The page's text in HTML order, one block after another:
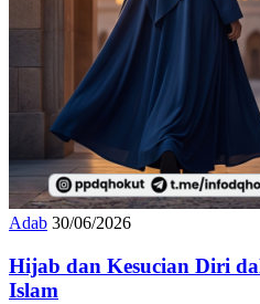
Adab 30/06/2026
Hijab dan Kesucian Diri
Islam